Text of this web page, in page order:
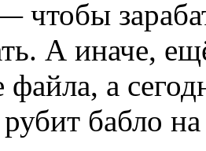
чтобы
А иначе,
файла, а
рубит бабло